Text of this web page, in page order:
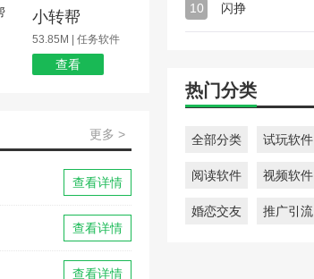
小转帮
53.85M | 任务软件
查看
更多 >
查看详情
查看详情
查看详情
10 闪挣
热门分类
全部分类 试玩软件
阅读软件 视频软件
婚恋交友 推广引流